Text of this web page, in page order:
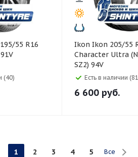
(40)
Ikon Ikon 205/55 R16
Character Ultra
SZ2) 94V
Есть в наличии
6 600 руб.
1 2 3 4 5 Все